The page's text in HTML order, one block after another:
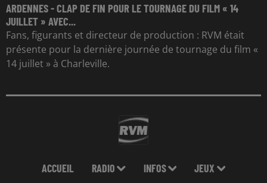
ARDENNES - CLAP DE FIN POUR LE TOURNAGE DU FILM « 14
JUILLET » AVEC...
Fans, figurants et directeur de production : RVM était
présente pour la dernière journée de tournage du film «
14 juillet » à Charleville.
ACCUEIL RADIO INFOS JEUX